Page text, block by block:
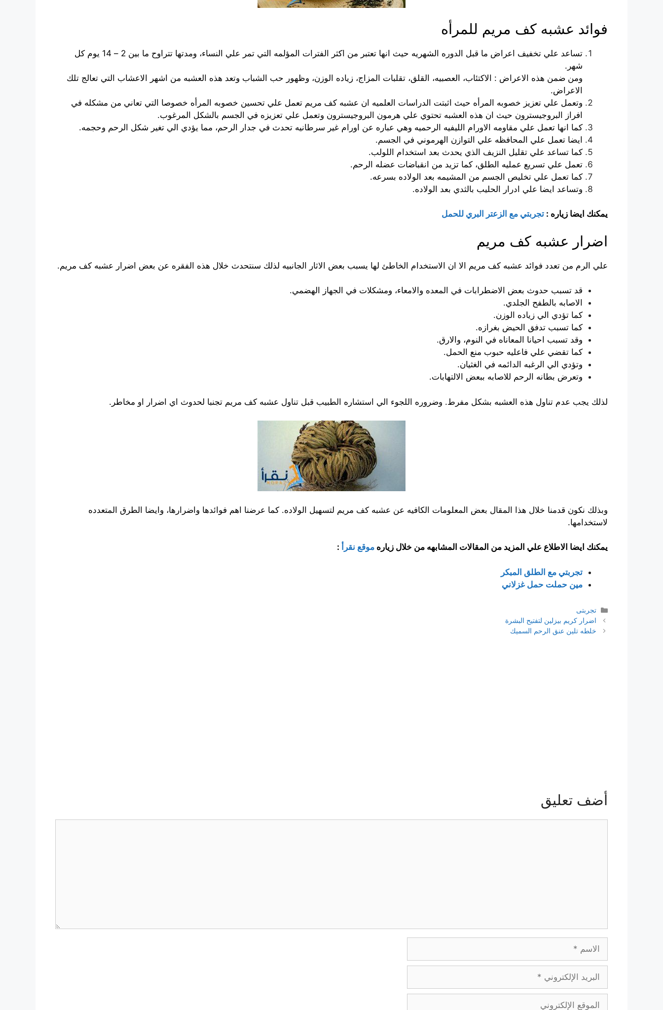
فوائد عشبه كف مريم للمرأه
تساعد علي تخفيف اعراض ما قبل الدوره الشهريه حيث انها تعتبر من اكثر الفترات المؤلمه التي تمر علي النساء، ومدتها تتراوح ما بين 2 – 14 يوم كل
شهر.
ومن ضمن هذه الاعراض : الاكتئاب، العصبيه، القلق، تقلبات المزاج، زياده الوزن، وظهور حب الشباب وتعد هذه العشبه من اشهر الاعشاب التي تعالج تلك
الاعراض.
وتعمل علي تعزيز خصوبه المرأه حيث اثبتت الدراسات العلميه ان عشبه كف مريم تعمل علي تحسين خصوبه المرأه خصوصا التي تعاني من مشكله في
افراز البروجيسترون حيث ان هذه العشبه تحتوي علي هرمون البروجيسترون وتعمل علي تعزيزه في الجسم بالشكل المرغوب.
كما انها تعمل علي مقاومه الاورام الليفيه الرحميه وهي عباره عن اورام غير سرطانيه تحدث في جدار الرحم، مما يؤدي الي تغير شكل الرحم وحجمه.
ايضا تعمل علي المحافظه علي التوازن الهرموني في الجسم.
كما تساعد علي تقليل النزيف الذي يحدث بعد استخدام اللولب.
تعمل علي تسريع عمليه الطلق، كما تزيد من انقباضات عضله الرحم.
كما تعمل علي تخليص الجسم من المشيمه بعد الولاده بسرعه.
وتساعد ايضا علي ادرار الحليب بالثدي بعد الولاده.
يمكنك ايضا زياره : تجربتي مع الزعتر البري للحمل
اضرار عشبه كف مريم
علي الرم من تعدد فوائد عشبه كف مريم الا ان الاستخدام الخاطئ لها يسبب بعض الاثار الجانبيه لذلك سنتحدث خلال هذه الفقره عن بعض اضرار عشبه كف مريم.
قد تسبب حدوث بعض الاضطرابات في المعده والامعاء، ومشكلات في الجهاز الهضمي.
الاصابه بالطفح الجلدي.
كما تؤدي الي زياده الوزن.
كما تسبب تدفق الحيض بغرازه.
وقد تسبب احيانا المعاناه في النوم، والارق.
كما تقضي علي فاعليه حبوب منع الحمل.
وتؤدي الي الرغبه الدائمه في الغثيان.
وتعرض بطانه الرحم للاصابه ببعض الالتهابات.
لذلك يجب عدم تناول هذه العشبه بشكل مفرط. وضروره اللجوء الي استشاره الطبيب قبل تناول عشبه كف مريم تجنبا لحدوث اي اضرار او مخاطر.
وبذلك نكون قدمنا خلال هذا المقال بعض المعلومات الكافيه عن عشبه كف مريم لتسهيل الولاده. كما عرضنا اهم فوائدها واضرارها، وايضا الطرق المتعدده
لاستخدامها.
يمكنك ايضا الاطلاع علي المزيد من المقالات المشابهه من خلال زياره موقع نقرأ :
تجربتي مع الطلق المبكر
مين حملت حمل غزلاني
التصنيفات
تجربتى
اضرار كريم بيزلين لتفتيح البشرة
خلطه تلين عنق الرحم السميك
أضف تعليق
الإلكتروني